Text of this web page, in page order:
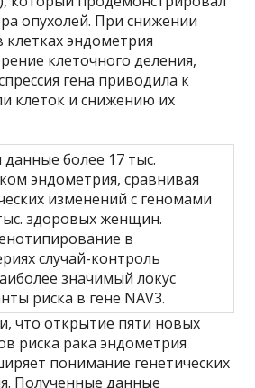
опухолей. При снижении
клетках эндометрия
клеточного деления,
гена приводила к
клеток и снижению их
более 17 тыс.
эндометрия, сравнивая
изменений с геномами
здоровых женщин.
в
случай-контроль
значимый локус
риска в гене NAV3.
что открытие пяти новых
риска рака эндометрия
понимание генетических
Полученные данные